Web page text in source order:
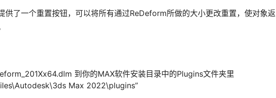
供了一个重置按钮，可以将所有通过ReDeform所做的大小更改重置，使对象返
到你的MAX软件安装目录中的Plugins文件夹里
Max 2022\plugins”